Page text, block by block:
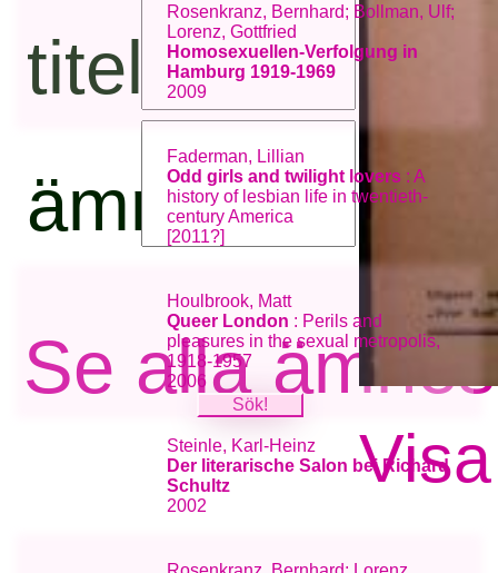
titel:
ämnesord:
Se alla
Rosenkranz, Bernhard; Bollman, Ulf;
Lorenz, Gottfried
Homosexuellen-Verfolgung in
Hamburg 1919-1969
2009
Faderman, Lillian
Odd girls and twilight lovers : A
history of lesbian life in twentieth-
century America
[2011?]
Houlbrook, Matt
Queer London : Perils and
pleasures in the sexual metropolis,
1918-1957
2006
Steinle, Karl-Heinz
Der literarische Salon bei Richard
Schultz
2002